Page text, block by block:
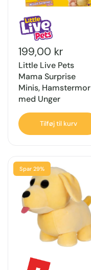
199,00 kr
Little Live Pets
Mama Surprise
Minis, Hamstermor
med Unger
Tilføj til kurv
Spar 29%